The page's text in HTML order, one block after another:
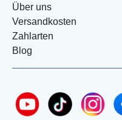
Über uns
Versandkosten
Zahlarten
Blog